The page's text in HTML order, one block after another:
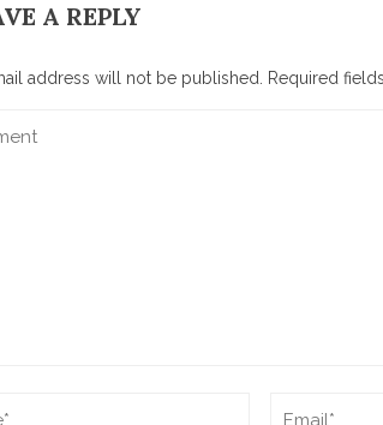
A REPLY
address will not be published. Required